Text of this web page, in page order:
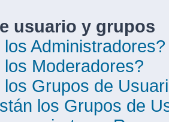
usuario y grupos
Administradores?
Moderadores?
Grupos de
los Grupos de